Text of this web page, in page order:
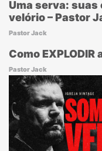
Uma serva: suas
velório – Pastor
Pastor Jack
Como EXPLODIR
Pastor Jack